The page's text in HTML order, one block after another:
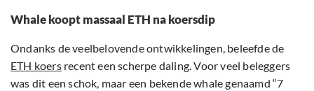
Whale koopt massaal ETH na koersdip
Ondanks de veelbelovende ontwikkelingen, beleefde de
ETH koersrecent een scherpe daling. Voor veel beleggers
was dit een schok, maar een bekende whale genaamd “7